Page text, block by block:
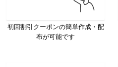
初回割引クーポンの簡単作成・配
布が可能です